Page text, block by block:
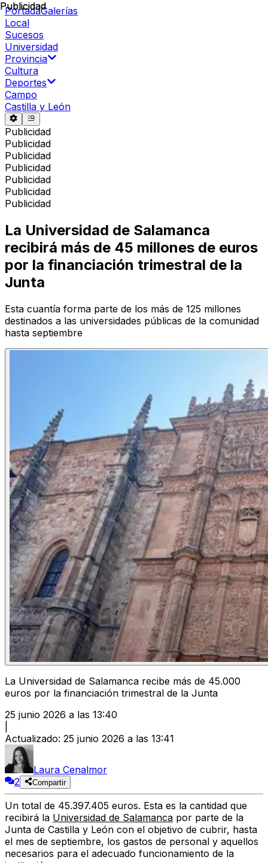
PortadaGalerías
Local
Sucesos
Universidad
Provincia
Cultura
Deportes
Campo
Castilla y León
Publicidad
Publicidad
Publicidad
Publicidad
Publicidad
Publicidad
Publicidad
Publicidad
La Universidad de Salamanca
recibirá más de 45 millones de euros
por la financiación trimestral de la
Junta
Esta cuantía forma parte de los más de 125 millones
destinados a las universidades públicas de la comunidad
hasta septiembre
La Universidad de Salamanca recibe más de 45.000
euros por la financiación trimestral de la Junta
25 junio 2026 a las 13:40
Actualizado: 25 junio 2026 a las 13:41
Laura Cenalmor
2
Compartir
Un total de 45.397.405 euros. Esta es la cantidad que
recibirá la Universidad de Salamanca por parte de la
Junta de Castilla y León con el objetivo de cubrir, hasta
el mes de septiembre, los gastos de personal y aquellos
necesarios para el adecuado funcionamiento de la
Publicidad